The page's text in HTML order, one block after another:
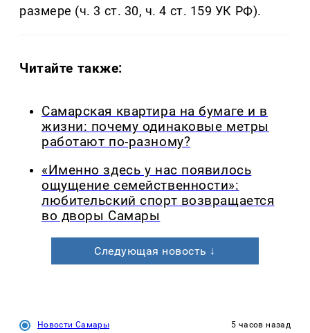
размере (ч. 3 ст. 30, ч. 4 ст. 159 УК РФ).
Читайте также:
Самарская квартира на бумаге и в
жизни: почему одинаковые метры
работают по-разному?
«Именно здесь у нас появилось
ощущение семейственности»:
любительский спорт возвращается
во дворы Самары
Следующая новость ↓
Новости Самары 5 часов назад